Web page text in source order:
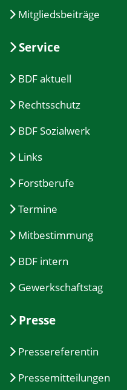
Mitgliedsbeiträge
Service
BDF aktuell
Rechtsschutz
BDF Sozialwerk
Links
Forstberufe
Termine
Mitbestimmung
BDF intern
Gewerkschaftstag
Presse
Pressereferentin
Pressemitteilungen